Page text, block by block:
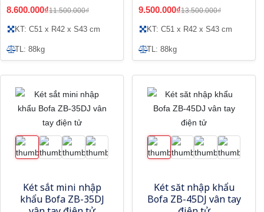
8.600.000₫11.500.000₫
KT: C51 x R42 x S43 cm
TL: 88kg
9.500.000₫13.500.000₫
KT: C51 x R42 x S43 cm
TL: 88kg
Két sắt mini nhập
khẩu Bofa ZB-35DJ
Két săt nhập khẩu
Bofa ZB-45DJ vân tay